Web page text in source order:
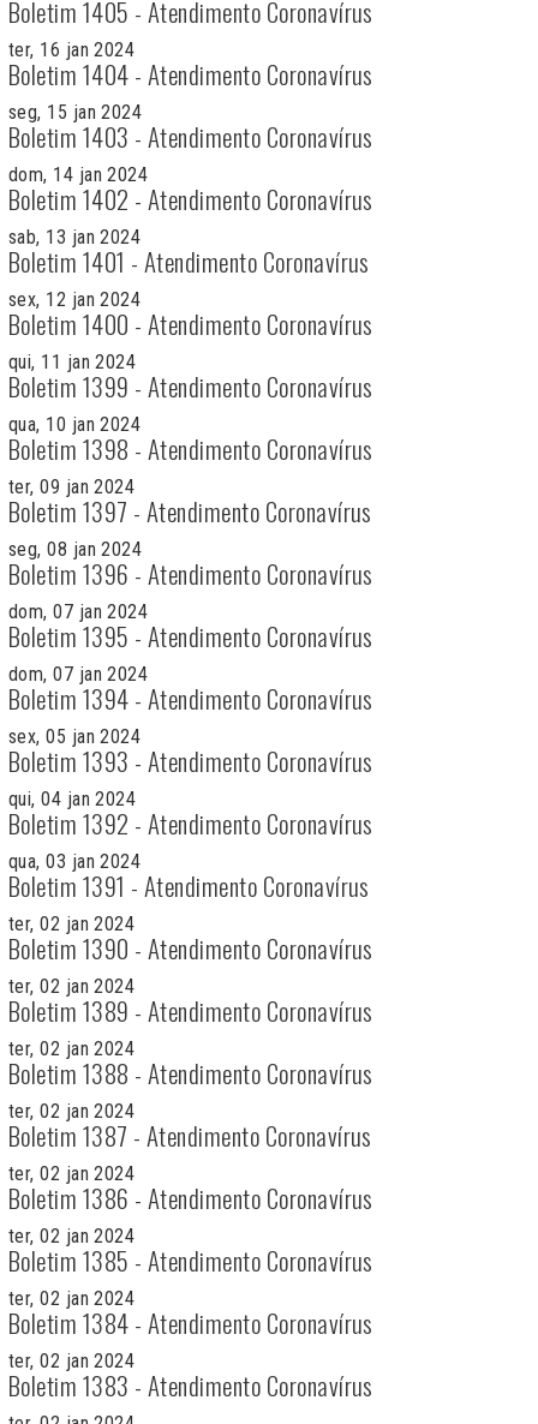
Boletim 1405 - Atendimento Coronavírus
ter, 16 jan 2024
Boletim 1404 - Atendimento Coronavírus
seg, 15 jan 2024
Boletim 1403 - Atendimento Coronavírus
dom, 14 jan 2024
Boletim 1402 - Atendimento Coronavírus
sab, 13 jan 2024
Boletim 1401 - Atendimento Coronavírus
sex, 12 jan 2024
Boletim 1400 - Atendimento Coronavírus
qui, 11 jan 2024
Boletim 1399 - Atendimento Coronavírus
qua, 10 jan 2024
Boletim 1398 - Atendimento Coronavírus
ter, 09 jan 2024
Boletim 1397 - Atendimento Coronavírus
seg, 08 jan 2024
Boletim 1396 - Atendimento Coronavírus
dom, 07 jan 2024
Boletim 1395 - Atendimento Coronavírus
dom, 07 jan 2024
Boletim 1394 - Atendimento Coronavírus
sex, 05 jan 2024
Boletim 1393 - Atendimento Coronavírus
qui, 04 jan 2024
Boletim 1392 - Atendimento Coronavírus
qua, 03 jan 2024
Boletim 1391 - Atendimento Coronavírus
ter, 02 jan 2024
Boletim 1390 - Atendimento Coronavírus
ter, 02 jan 2024
Boletim 1389 - Atendimento Coronavírus
ter, 02 jan 2024
Boletim 1388 - Atendimento Coronavírus
ter, 02 jan 2024
Boletim 1387 - Atendimento Coronavírus
ter, 02 jan 2024
Boletim 1386 - Atendimento Coronavírus
ter, 02 jan 2024
Boletim 1385 - Atendimento Coronavírus
ter, 02 jan 2024
Boletim 1384 - Atendimento Coronavírus
ter, 02 jan 2024
Boletim 1383 - Atendimento Coronavírus